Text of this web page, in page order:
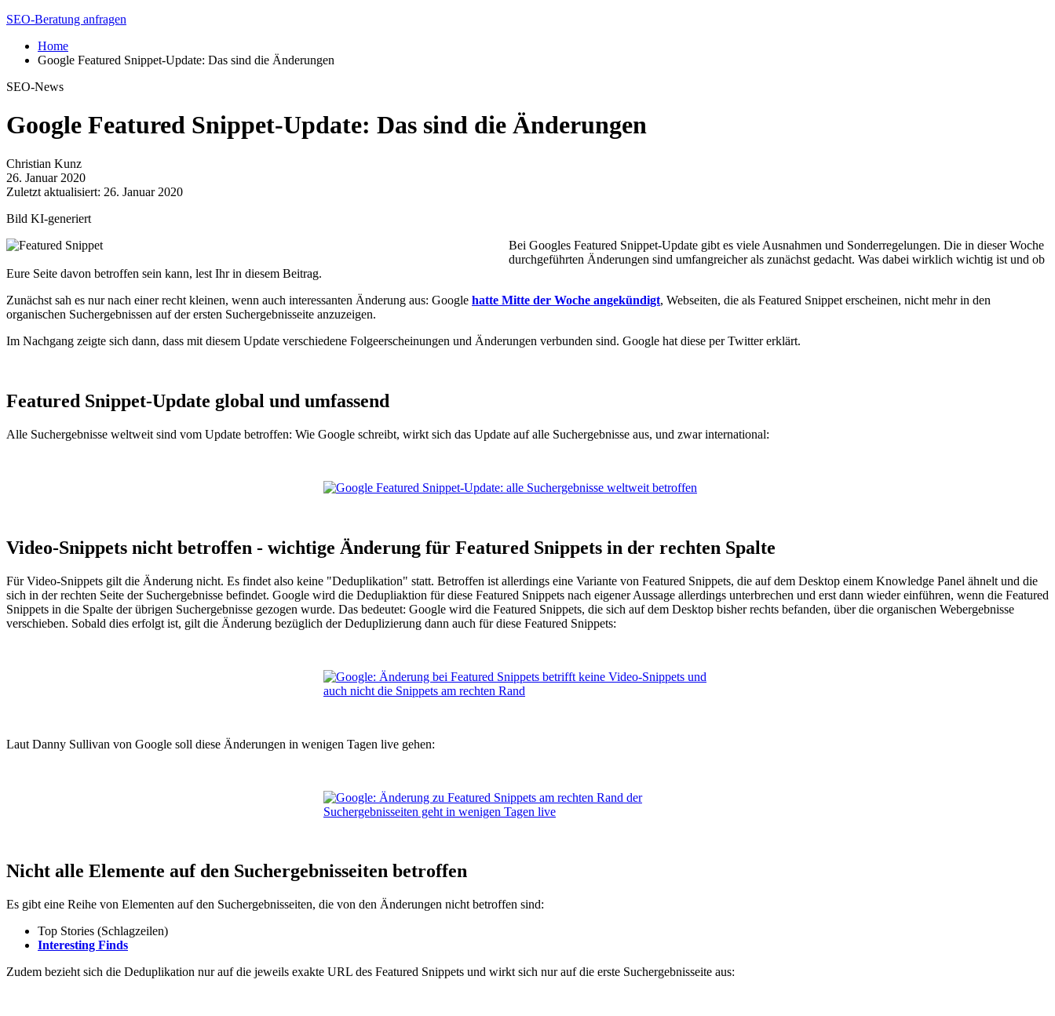
SEO-Beratung anfragen
Home
Google Featured Snippet-Update: Das sind die Änderungen
SEO-News
Google Featured Snippet-Update: Das sind die Änderungen
Christian Kunz
26. Januar 2020
Zuletzt aktualisiert: 26. Januar 2020
Bild KI-generiert
Bei Googles Featured Snippet-Update gibt es viele Ausnahmen und Sonderregelungen. Die in dieser Woche
durchgeführten Änderungen sind umfangreicher als zunächst gedacht. Was dabei wirklich wichtig ist und ob
Eure Seite davon betroffen sein kann, lest Ihr in diesem Beitrag.
Zunächst sah es nur nach einer recht kleinen, wenn auch interessanten Änderung aus: Google hatte Mitte der Woche angekündigt, Webseiten, die als Featured Snippet erscheinen, nicht mehr in den
organischen Suchergebnissen auf der ersten Suchergebnisseite anzuzeigen.
Im Nachgang zeigte sich dann, dass mit diesem Update verschiedene Folgeerscheinungen und Änderungen verbunden sind. Google hat diese per Twitter erklärt.
Featured Snippet-Update global und umfassend
Alle Suchergebnisse weltweit sind vom Update betroffen: Wie Google schreibt, wirkt sich das Update auf alle Suchergebnisse aus, und zwar international:
Video-Snippets nicht betroffen - wichtige Änderung für Featured Snippets in der rechten Spalte
Für Video-Snippets gilt die Änderung nicht. Es findet also keine "Deduplikation" statt. Betroffen ist allerdings eine Variante von Featured Snippets, die auf dem Desktop einem Knowledge Panel ähnelt und die
sich in der rechten Seite der Suchergebnisse befindet. Google wird die Dedupliaktion für diese Featured Snippets nach eigener Aussage allerdings unterbrechen und erst dann wieder einführen, wenn die Featured
Snippets in die Spalte der übrigen Suchergebnisse gezogen wurde. Das bedeutet: Google wird die Featured Snippets, die sich auf dem Desktop bisher rechts befanden, über die organischen Webergebnisse
verschieben. Sobald dies erfolgt ist, gilt die Änderung bezüglich der Deduplizierung dann auch für diese Featured Snippets:
Laut Danny Sullivan von Google soll diese Änderungen in wenigen Tagen live gehen:
Nicht alle Elemente auf den Suchergebnisseiten betroffen
Es gibt eine Reihe von Elementen auf den Suchergebnisseiten, die von den Änderungen nicht betroffen sind:
Top Stories (Schlagzeilen)
Interesting Finds
Zudem bezieht sich die Deduplikation nur auf die jeweils exakte URL des Featured Snippets und wirkt sich nur auf die erste Suchergebnisseite aus: